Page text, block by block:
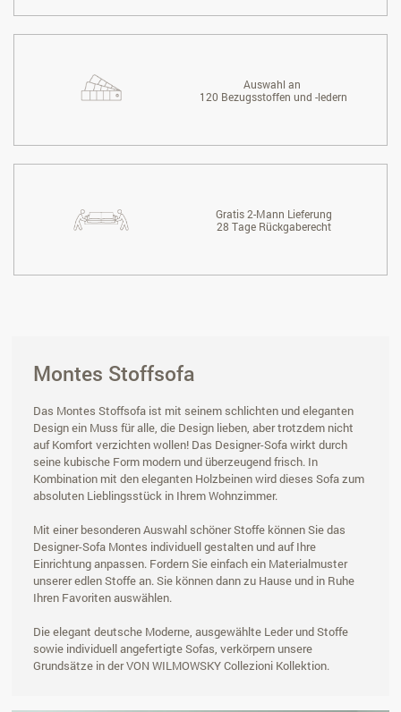
Auswahl an
120 Bezugsstoffen und -ledern
Gratis 2-Mann Lieferung
28 Tage Rückgaberecht
Montes Stoffsofa
Das Montes Stoffsofa ist mit seinem schlichten und eleganten
Design ein Muss für alle, die Design lieben, aber trotzdem nicht
auf Komfort verzichten wollen! Das Designer-Sofa wirkt durch
seine kubische Form modern und überzeugend frisch. In
Kombination mit den eleganten Holzbeinen wird dieses Sofa zum
absoluten Lieblingsstück in Ihrem Wohnzimmer.
Mit einer besonderen Auswahl schöner Stoffe können Sie das
Designer-Sofa Montes individuell gestalten und auf Ihre
Einrichtung anpassen. Fordern Sie einfach ein Materialmuster
unserer edlen Stoffe an. Sie können dann zu Hause und in Ruhe
Ihren Favoriten auswählen.
Die elegant deutsche Moderne, ausgewählte Leder und Stoffe
sowie individuell angefertigte Sofas, verkörpern unsere
Grundsätze in der VON WILMOWSKY Collezioni Kollektion.